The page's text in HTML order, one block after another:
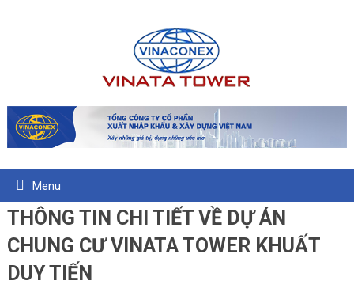
Menu
THÔNG TIN CHI TIẾT VỀ DỰ ÁN
CHUNG CƯ VINATA TOWER KHUẤT
DUY TIẾN